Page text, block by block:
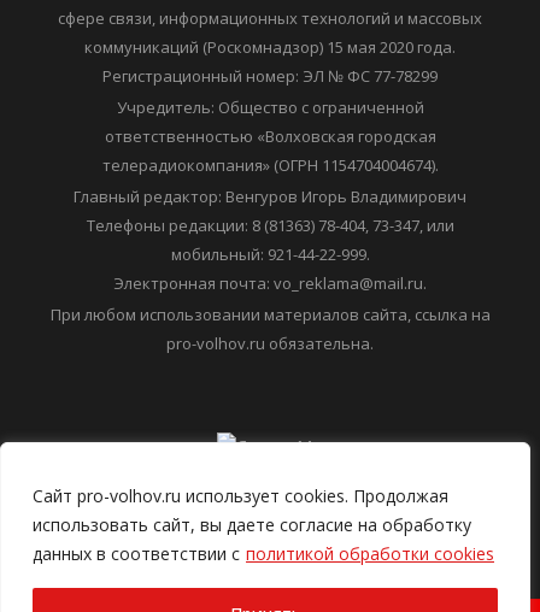
Сайт pro-volhov.ru использует cookies. Продолжая
использовать сайт, вы даете согласие на обработку
данных в соответствии с политикой обработки cookies
сфере связи, информационных технологий и массовых
коммуникаций (Роскомнадзор) 15 мая 2020 года.
Регистрационный номер: ЭЛ № ФС 77-78299
Учредитель: Общество с ограниченной
ответственностью «Волховская городская
телерадиокомпания» (ОГРН 1154704004674).
Главный редактор: Венгуров Игорь Владимирович
Телефоны редакции: 8 (81363) 78-404, 73-347, или
мобильный: 921-44-22-999.
Электронная почта: vo_reklama@mail.ru.
При любом использовании материалов сайта, ссылка на
pro-volhov.ru обязательна.